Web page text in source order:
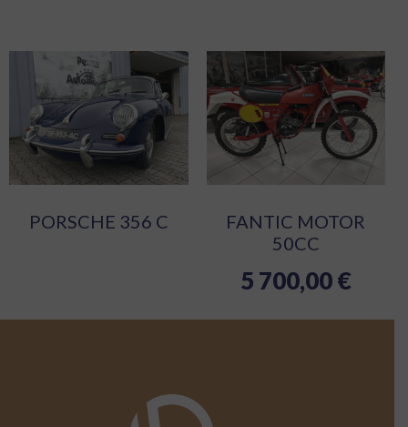
PORSCHE 356 C
FANTIC MOTOR
50CC
5 700,00€